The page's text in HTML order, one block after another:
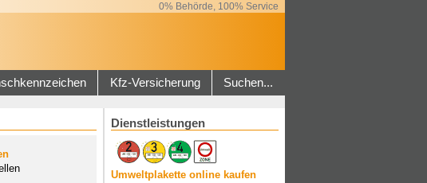
0% Behörde, 100% Service
Kfz-Versicherung Suchen...
Dienstleistungen
Umweltplakette online kaufen